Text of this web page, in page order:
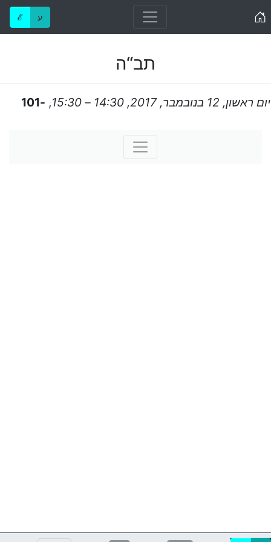
ℰ ע
תב“ה
יום ראשון, 12 בנובמבר, 2017, 14:30 – 15:30 ,
-101